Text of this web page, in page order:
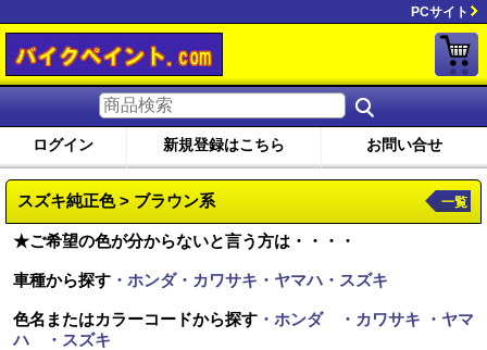
PCサイト
ログイン 新規登録はこちら お問い合せ
スズキ純正色 > ブラウン系
★ご希望の色が分からないと言う方は・・・・
車種から探す ・ホンダ・カワサキ・ヤマハ・スズキ
色名またはカラーコードから探す ・ホンダ ・カワサキ
・ヤマ
ハ
・スズキ
一覧